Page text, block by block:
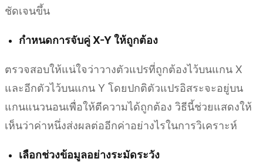
ชัดเจนขึ้น
กำหนดการจับคู่ X-Y ให้ถูกต้อง
ตรวจสอบให้แน่ใจว่าวางตัวแปรที่ถูกต้องไว้บนแกน X
และอีกตัวไว้บนแกน Y โดยปกติตัวแปรอิสระจะอยู่บน
แกนแนวนอนเพื่อให้ตีความได้ถูกต้อง วิธีนี้ช่วยแสดงให้
เห็นว่าค่าหนึ่งส่งผลต่ออีกค่าอย่างไรในการวิเคราะห์
เลือกช่วงข้อมูลอย่างระมัดระวัง